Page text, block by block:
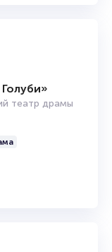
театр драмы